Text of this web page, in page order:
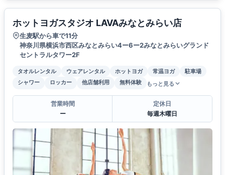
ホットヨガスタジオ LAVAみなとみらい店
生麦駅から車で11分
神奈川県横浜市西区みなとみらい4ー6ー2みなとみらいグランド
セントラルタワー2F
タオルレンタル ウェアレンタル ホットヨガ 常温ヨガ
駐車場
シャワー
ロッカー 他店舗利用 無料体験 もっと見る
営業時間
ー
定休日
毎週木曜日